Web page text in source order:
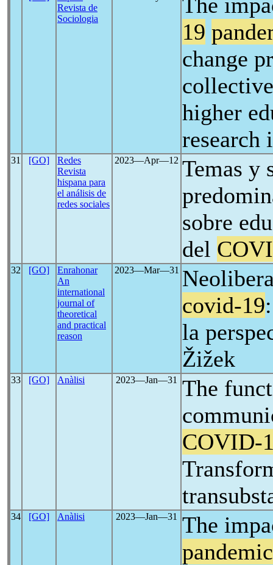
Revista de
Sociologia
19
change
higher
research
31 [GO]
Redes
Revista
hispana para
el análisis de
redes sociales
2023―Apr―12 Temas y
sobre
del
32 [GO]
Enrahonar
An
international
journal of
theoretical
and practical
reason
2023―Mar―31
covid-19
la
Žižek
33 [GO] Anàlisi 2023―Jan―31
The
COVID-
34 [GO] Anàlisi 2023―Jan―31
The
pandemic